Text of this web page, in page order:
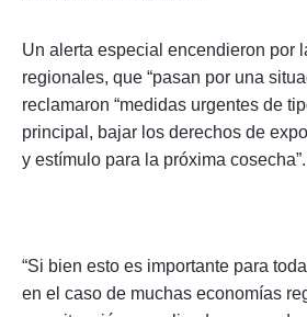
Un alerta especial encendieron por
regionales, que “pasan por una
reclamaron “medidas urgentes de
principal, bajar los derechos de
y estímulo para la próxima cosecha”.
“Si bien esto es importante para
en el caso de muchas economías